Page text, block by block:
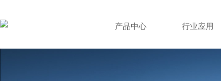
产品中心 行业应用